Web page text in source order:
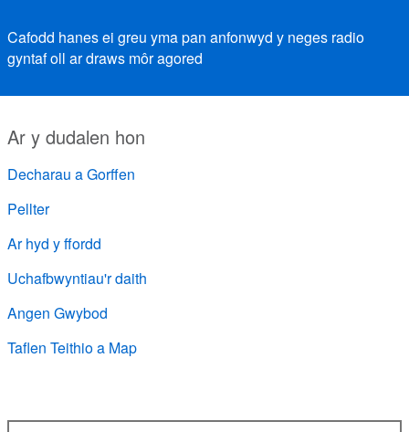
Cafodd hanes ei greu yma pan anfonwyd y neges radio
gyntaf oll ar draws môr agored
Ar y dudalen hon
Decharau a Gorffen
Pellter
Ar hyd y ffordd
Uchafbwyntiau'r daith
Angen Gwybod
Taflen Teithio a Map